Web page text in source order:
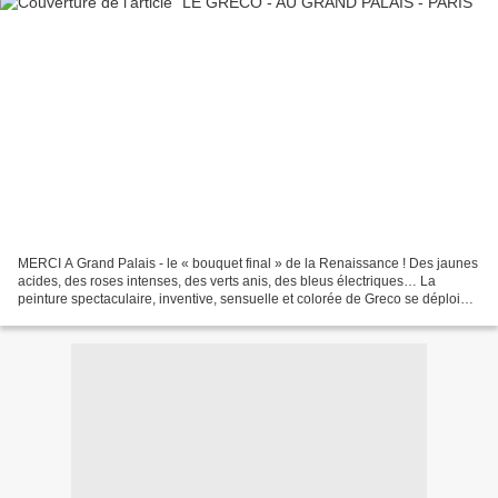
MERCI A Grand Palais - le « bouquet final » de la Renaissance ! Des jaunes
acides, des roses intenses, des verts anis, des bleus électriques… La
peinture spectaculaire, inventive, sensuelle et colorée de Greco se déploie